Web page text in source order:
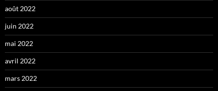
août 2022
juin 2022
mai 2022
avril 2022
mars 2022